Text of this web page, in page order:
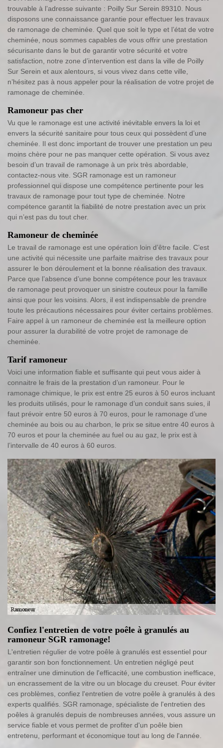
trouvable à l’adresse suivante : Poilly Sur Serein 89310. Nous
disposons une connaissance garantie pour effectuer les travaux
de ramonage de cheminée. Quel que soit le type et l’état de votre
cheminée, nous sommes capables de vous offrir une prestation
sécurisante dans le but de garantir votre sécurité et votre
satisfaction, notre zone d’intervention est dans la ville de Poilly
Sur Serein et aux alentours, si vous vivez dans cette ville,
n’hésitez pas à nous appeler pour la réalisation de votre projet de
ramonage de cheminée.
Ramoneur pas cher
Vu que le ramonage est une activité inévitable envers la loi et
envers la sécurité sanitaire pour tous ceux qui possèdent d’une
cheminée. Il est donc important de trouver une prestation un peu
moins chère pour ne pas manquer cette opération. Si vous avez
besoin d’un travail de ramonage à un prix très abordable,
contactez-nous vite. SGR ramonage est un ramoneur
professionnel qui dispose une compétence pertinente pour les
travaux de ramonage pour tout type de cheminée. Notre
compétence garantit la fiabilité de notre prestation avec un prix
qui n’est pas du tout cher.
Ramoneur de cheminée
Le travail de ramonage est une opération loin d’être facile. C’est
une activité qui nécessite une parfaite maitrise des travaux pour
assurer le bon déroulement et la bonne réalisation des travaux.
Parce que l’absence d’une bonne compétence pour les travaux
de ramonage peut provoquer un sinistre couteux pour la famille
ainsi que pour les voisins. Alors, il est indispensable de prendre
toute les précautions nécessaires pour éviter certains problèmes.
Faire appel à un ramoneur de cheminée est la meilleure option
pour assurer la durabilité de votre projet de ramonage de
cheminée.
Tarif ramoneur
Voici une information fiable et suffisante qui peut vous aider à
connaitre le frais de la prestation d’un ramoneur. Pour le
ramonage chimique, le prix est entre 25 euros à 50 euros incluant
les produits utilisés, pour le ramonage d’un conduit sans suies, il
faut prévoir entre 50 euros à 70 euros, pour le ramonage d’une
cheminée au bois ou au charbon, le prix se situe entre 40 euros à
70 euros et pour la cheminée au fuel ou au gaz, le prix est à
l’intervalle de 40 euros à 60 euros.
Confiez l'entretien de votre poêle à granulés au
ramoneur SGR ramonage!
L'entretien régulier de votre poêle à granulés est essentiel pour
garantir son bon fonctionnement. Un entretien négligé peut
entraîner une diminution de l'efficacité, une combustion inefficace,
un encrassement de la vitre ou un blocage du creuset. Pour éviter
ces problèmes, confiez l'entretien de votre poêle à granulés à des
experts qualifiés. SGR ramonage, spécialiste de l'entretien des
poêles à granulés depuis de nombreuses années, vous assure un
service fiable et vous permet de profiter d'un poêle bien
entretenu, performant et économique tout au long de l'année.